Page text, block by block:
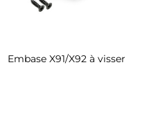
Embase X91/X92 à visser